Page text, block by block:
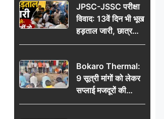
की उठी मांग
JPSC-JSSC परीक्षा
विवाद: 13वें दिन भी भूख
हड़ताल जारी, छात्र
बोले- जांच नहीं तो
Bokaro Thermal:
9 सूत्री मांगों को लेकर
सप्लाई मजदूरों की
हुंकार, 12 अगस्त के